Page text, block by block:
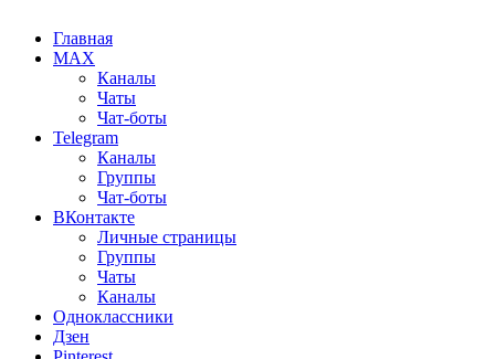
Главная
MAX
Каналы
Чаты
Чат-боты
Telegram
Каналы
Группы
Чат-боты
ВКонтакте
Личные страницы
Группы
Чаты
Каналы
Одноклассники
Дзен